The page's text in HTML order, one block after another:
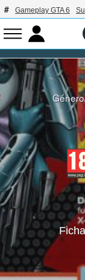
Gameplay GTA 6